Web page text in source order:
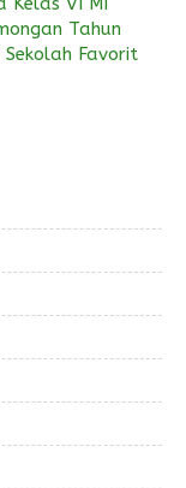
Tahun
Favorit